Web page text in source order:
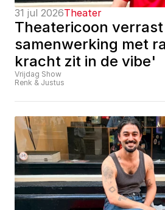
31 jul 2026Theater
Theatericoon
samenwerking met
kracht zit in de vibe'
Vrijdag Show
Renk & Justus